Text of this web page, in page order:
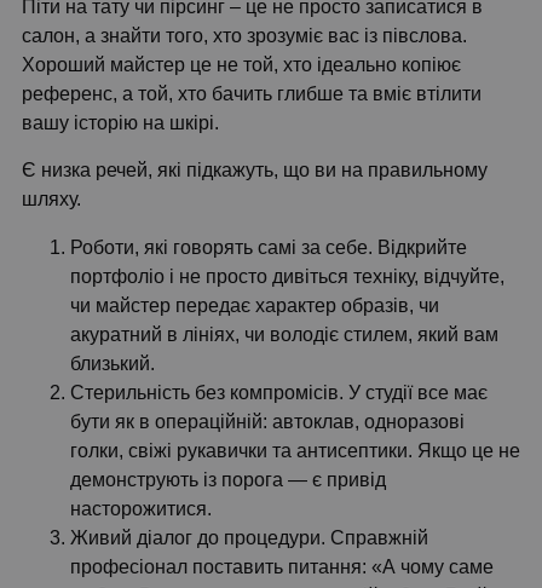
Піти на тату чи пірсинг – це не просто записатися в
салон, а знайти того, хто зрозуміє вас із півслова.
Хороший майстер це не той, хто ідеально копіює
референс, а той, хто бачить глибше та вміє втілити
вашу історію на шкірі.
Є низка речей, які підкажуть, що ви на правильному
шляху.
Роботи, які говорять самі за себе. Відкрийте
портфоліо і не просто дивіться техніку, відчуйте,
чи майстер передає характер образів, чи
акуратний в лініях, чи володіє стилем, який вам
близький.
Стерильність без компромісів. У студії все має
бути як в операційній: автоклав, одноразові
голки, свіжі рукавички та антисептики. Якщо це не
демонструють із порога — є привід
насторожитися.
Живий діалог до процедури. Справжній
професіонал поставить питання: «А чому саме